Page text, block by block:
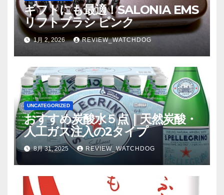
ギフトにも最適！SALONIA EMS
リフトブラシ ピンク
1月 2, 2026 REVIEW_WATCHDOG
UNCATEGORIZED
おすすめ炭酸水５点｜天然炭酸・
人工ガス注入の2タイプ
8月 31, 2025 REVIEW_WATCHDOG